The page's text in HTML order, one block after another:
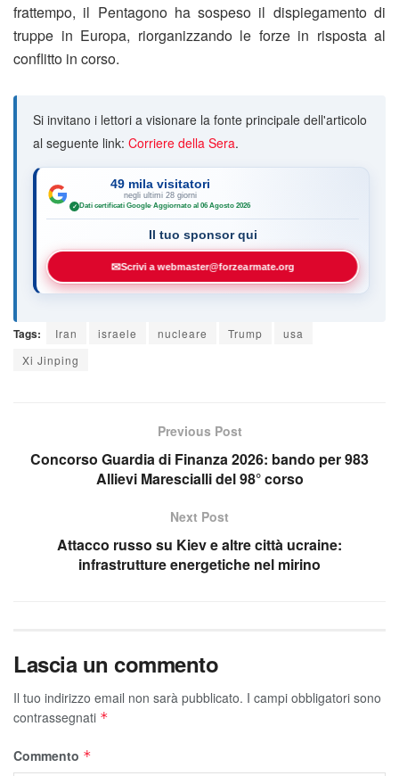
frattempo, il Pentagono ha sospeso il dispiegamento di
truppe in Europa, riorganizzando le forze in risposta al
conflitto in corso.
Si invitano i lettori a visionare la fonte principale dell'articolo
al seguente link: Corriere della Sera.
49 mila visitatori
negli ultimi 28 giorni
✓ Dati certificati Google·Aggiornato al 06 Agosto 2026
Il tuo sponsor qui
✉Scrivi a webmaster@forzearmate.org
Tags: Iran israele nucleare Trump
usa
Xi Jinping
Previous Post
Concorso Guardia di Finanza 2026: bando per 983
Allievi Marescialli del 98° corso
Next Post
Attacco russo su Kiev e altre città ucraine:
infrastrutture energetiche nel mirino
Lascia un commento
Il tuo indirizzo email non sarà pubblicato. I campi obbligatori sono
contrassegnati *
Commento *